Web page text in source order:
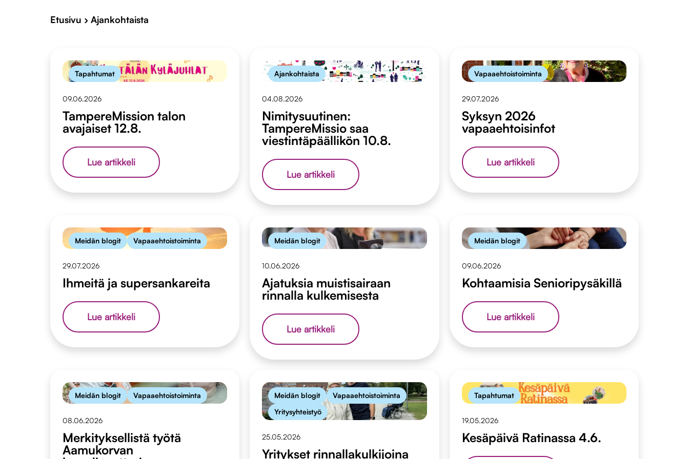
Etusivu › Ajankohtaista
Tapahtumat
09.06.2026
TampereMission talon
avajaiset 12.8.
Lue artikkeliTampereMission
talon
avajaiset
12.8.
Ajankohtaista
04.08.2026
Nimitysuutinen:
TampereMissio saa
viestintäpäällikön 10.8.
Lue artikkeliNimitysuutinen:
TampereMissio
saa
viestintäpäällikön
Vapaaehtoistoiminta
29.07.2026
Syksyn 2026
vapaaehtoisinfot
Lue artikkeliSyksyn
2026
vapaaehtoisinfot
Meidän blogit Vapaaehtoistoiminta
29.07.2026
Ihmeitä ja supersankareita
Lue artikkeliIhmeitä
supersankareita
Meidän blogit
10.06.2026
Ajatuksia muistisairaan
rinnalla kulkemisesta
Lue artikkeliAjatuksia
muistisairaan
rinnalla
kulkemisesta
Meidän blogit
09.06.2026
Kohtaamisia Senioripysäkillä
Lue artikkeliKohtaamisia
Senioripysäkillä
Meidän blogit Vapaaehtoistoiminta
08.06.2026
Merkityksellistä työtä
Aamukorvan
Meidän blogit
Vapaaehtoistoiminta
Yritysyhteistyö
25.05.2026
Yritykset rinnallakulkijoina
Tapahtumat
19.05.2026
Kesäpäivä Ratinassa 4.6.